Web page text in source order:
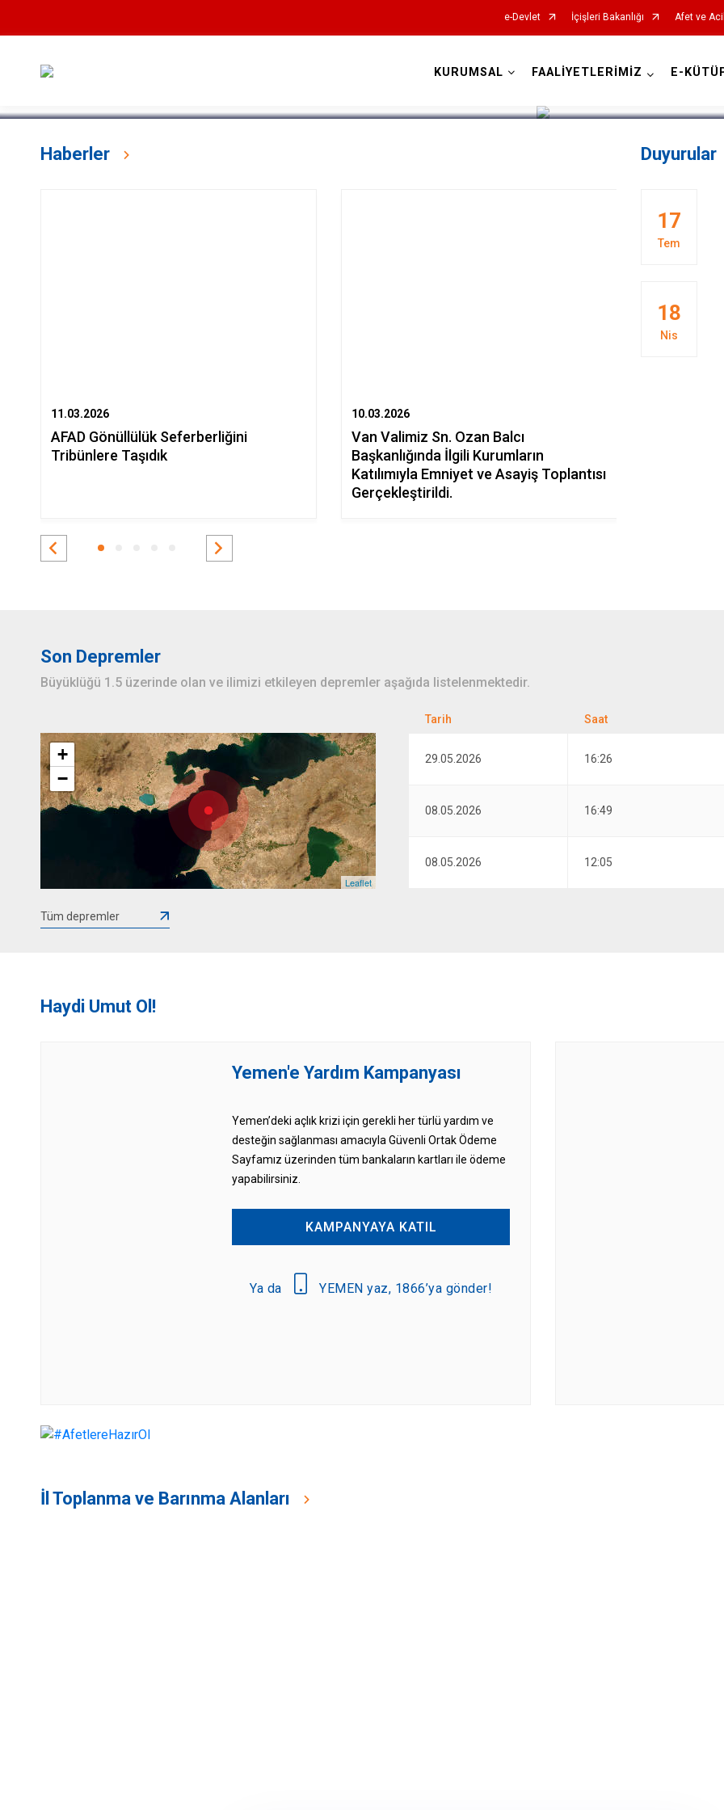
e-Devlet İçişleri Bakanlığı Afet ve
KURUMSAL FAALİYETLERİMİZ E-
Haberler
11.03.2026
AFAD Gönüllülük Seferberliğini
Tribünlere Taşıdık
10.03.2026
Van Valimiz Sn. Ozan Balcı
Başkanlığında İlgili Kurumların
Katılımıyla Emniyet ve Asayiş Toplantısı
Gerçekleştirildi.
Duyurular
17
Tem
18
Nis
Son Depremler
Büyüklüğü 1.5 üzerinde olan ve ilimizi etkileyen depremler aşağıda listelenmektedir.
+
−
Leaflet
29.05.2026 16:26
08.05.2026 16:49
08.05.2026 12:05
Tüm depremler
Haydi Umut Ol!
Yemen'e Yardım Kampanyası
Yemen’deki açlık krizi için gerekli her türlü yardım ve
desteğin sağlanması amacıyla Güvenli Ortak Ödeme
Sayfamız üzerinden tüm bankaların kartları ile ödeme
yapabilirsiniz.
KAMPANYAYA KATIL
Ya da YEMEN yaz, 1866’ya gönder!
İl Toplanma ve Barınma Alanları